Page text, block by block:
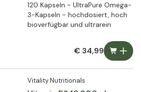
120 Kapseln - UltraPure Omega-
3-Kapseln - hochdosiert, hoch
bioverfügbar und ultrarein
€ 34,99
Vitality Nutritionals